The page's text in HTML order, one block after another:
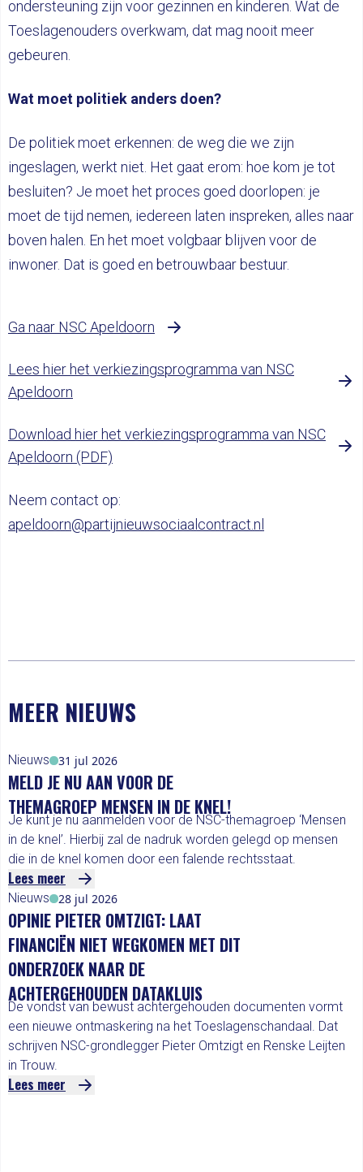
ondersteuning zijn voor gezinnen en kinderen. Wat de
Toeslagenouders overkwam, dat mag nooit meer
gebeuren.
Wat moet politiek anders doen?
De politiek moet erkennen: de weg die we zijn
ingeslagen, werkt niet. Het gaat erom: hoe kom je tot
besluiten? Je moet het proces goed doorlopen: je
moet de tijd nemen, iedereen laten inspreken, alles naar
boven halen. En het moet volgbaar blijven voor de
inwoner. Dat is goed en betrouwbaar bestuur.
Ga naar NSC Apeldoorn
Lees hier het verkiezingsprogramma van NSC
Apeldoorn
Download hier het verkiezingsprogramma van NSC
Apeldoorn (PDF)
Neem contact op:
apeldoorn@partijnieuwsociaalcontract.nl
MEER NIEUWS
Nieuws 31 jul 2026
MELD JE NU AAN VOOR DE
THEMAGROEP MENSEN IN DE KNEL!
Je kunt je nu aanmelden voor de NSC-themagroep ‘Mensen
in de knel’. Hierbij zal de nadruk worden gelegd op mensen
die in de knel komen door een falende rechtsstaat.
Lees meer
Nieuws 28 jul 2026
OPINIE PIETER OMTZIGT: LAAT
FINANCIËN NIET WEGKOMEN MET DIT
ONDERZOEK NAAR DE
ACHTERGEHOUDEN DATAKLUIS
De vondst van bewust achtergehouden documenten vormt
een nieuwe ontmaskering na het Toeslagenschandaal. Dat
schrijven NSC-grondlegger Pieter Omtzigt en Renske Leijten
in Trouw.
Lees meer